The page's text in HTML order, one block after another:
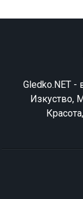
Gledko.NET
Изкуство,